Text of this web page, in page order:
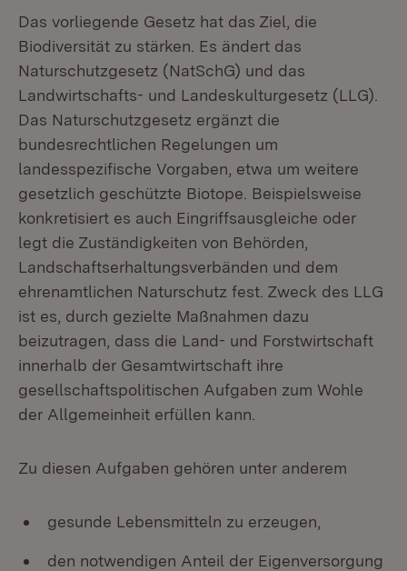
Das vorliegende Gesetz hat das Ziel, die
Biodiversität zu stärken. Es ändert das
Naturschutzgesetz (NatSchG) und das
Landwirtschafts- und Landeskulturgesetz (LLG).
Das Naturschutzgesetz ergänzt die
bundesrechtlichen Regelungen um
landesspezifische Vorgaben, etwa um weitere
gesetzlich geschützte Biotope. Beispielsweise
konkretisiert es auch Eingriffsausgleiche oder
legt die Zuständigkeiten von Behörden,
Landschaftserhaltungsverbänden und dem
ehrenamtlichen Naturschutz fest. Zweck des LLG
ist es, durch gezielte Maßnahmen dazu
beizutragen, dass die Land- und Forstwirtschaft
innerhalb der Gesamtwirtschaft ihre
gesellschaftspolitischen Aufgaben zum Wohle
der Allgemeinheit erfüllen kann.
Zu diesen Aufgaben gehören unter anderem
gesunde Lebensmitteln zu erzeugen,
den notwendigen Anteil der Eigenversorgung